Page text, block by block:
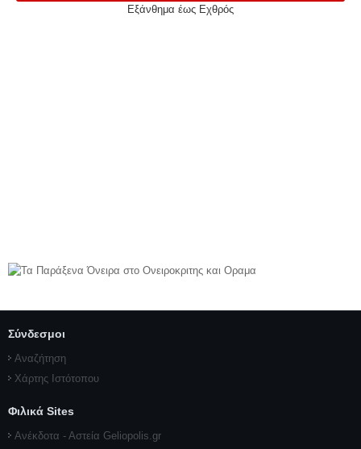
Εξάνθημα έως Εχθρός
Σύνδεσμοι
Αναζήτηση
Χάρτης Ιστότοπου
Φιλικά Sites
Ανέκδοτα - Αστεία Geliopolis.gr